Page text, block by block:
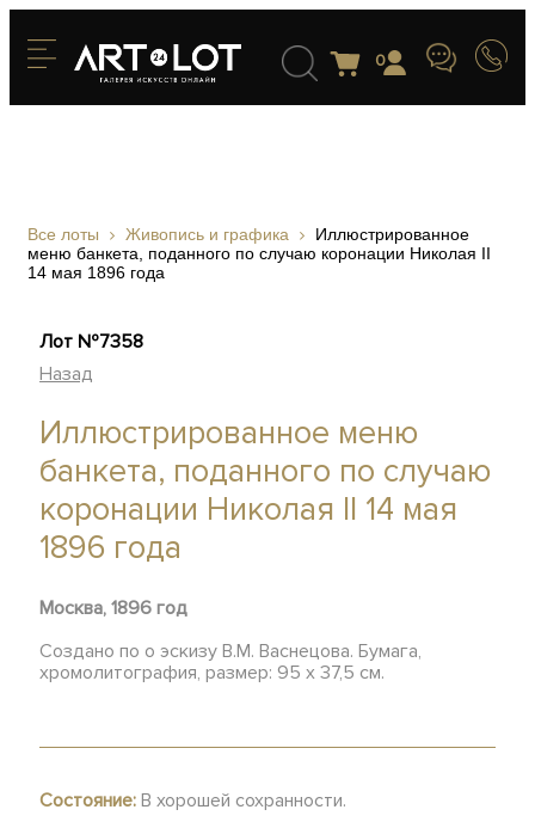
0
Все лоты Живопись и графика
Иллюстрированное
меню банкета, поданного по случаю коронации Николая II
14 мая 1896 года
Лот №7358
Назад
Иллюстрированное меню
банкета, поданного по случаю
коронации Николая II 14 мая
1896 года
Москва, 1896 год
Создано по о эскизу В.М. Васнецова. Бумага,
хромолитография, размер: 95 х 37,5 см.
Состояние: В хорошей сохранности.